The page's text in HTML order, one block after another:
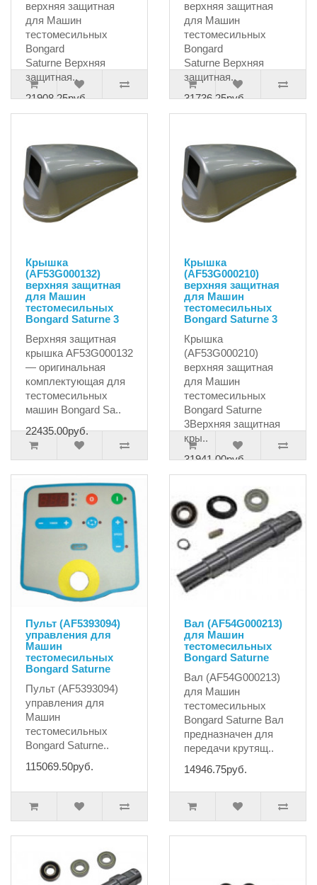
верхняя защитная
для Машин
тестомесильных
Bongard
Saturne Верхняя
защитная..
21908.25руб.
верхняя защитная
для Машин
тестомесильных
Bongard
Saturne Верхняя
защитная..
31736.25руб.
Крышка
(AF53G000132)
верхняя защитная
для Машин
тестомесильных
Bongard Saturne 3
Верхняя защитная
крышка AF53G000132
— оригинальная
комплектующая для
тестомесильных
машин Bongard Sa..
22435.00руб.
Крышка
(AF53G000210)
верхняя защитная
для Машин
тестомесильных
Bongard Saturne 3
Крышка
(AF53G000210)
верхняя защитная
для Машин
тестомесильных
Bongard Saturne
3Верхняя защитная
кры..
31941.00руб.
Пульт (AF5393094)
управления для
Машин
тестомесильных
Bongard Saturne
Пульт (AF5393094)
управления для
Машин
тестомесильных
Bongard Saturne..
115069.50руб.
Вал (AF54G000213)
для Машин
тестомесильных
Bongard Saturne
Вал (AF54G000213)
для Машин
тестомесильных
Bongard Saturne Вал
предназначен для
передачи крутящ..
14946.75руб.